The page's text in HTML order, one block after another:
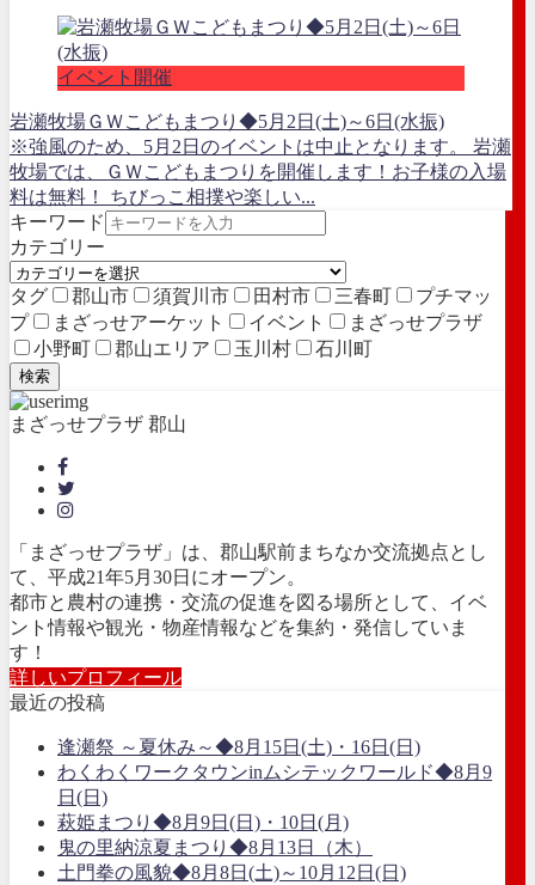
イベント開催
岩瀬牧場ＧＷこどもまつり◆5月2日(土)～6日(水振)
※強風のため、5月2日のイベントは中止となります。 岩瀬
牧場では、ＧＷこどもまつりを開催します！お子様の入場
料は無料！ ちびっこ相撲や楽しい...
キーワード
カテゴリー
タグ 郡山市 須賀川市 田村市 三春町
プチマッ
プ
まざっせアーケット イベント
まざっせプラザ
小野町
郡山エリア 玉川村 石川町
検索
まざっせプラザ 郡山
「まざっせプラザ」は、郡山駅前まちなか交流拠点とし
て、平成21年5月30日にオープン。
都市と農村の連携・交流の促進を図る場所として、イベ
ント情報や観光・物産情報などを集約・発信していま
す！
詳しいプロフィール
最近の投稿
逢瀬祭 ～夏休み～◆8月15日(土)・16日(日)
わくわくワークタウンinムシテックワールド◆8月9
日(日)
萩姫まつり◆8月9日(日)・10日(月)
鬼の里納涼夏まつり◆8月13日（木）
土門拳の風貌◆8月8日(土)～10月12日(日)